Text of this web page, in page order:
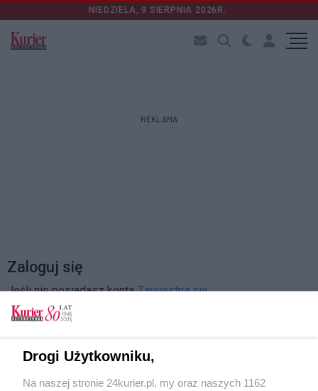
NIEDZIELA, 9 SIERPNIA 2026R.
REKLAMA
Zaloguj się
Jeśli nie posiadasz kontaZarejestruj się
Drogi Użytkowniku,
Na naszej stronie 24kurier.pl, my oraz naszych 1162